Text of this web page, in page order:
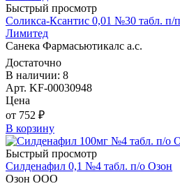
Быстрый просмотр
Соликса-Ксантис 0,01 №30 табл. п/
Лимитед
Санека Фармасьютикалс а.с.
Достаточно
В наличии: 8
Арт. KF-00030948
Цена
от 752 ₽
В корзину
Быстрый просмотр
Силденафил 0,1 №4 табл. п/о Озон
Озон ООО